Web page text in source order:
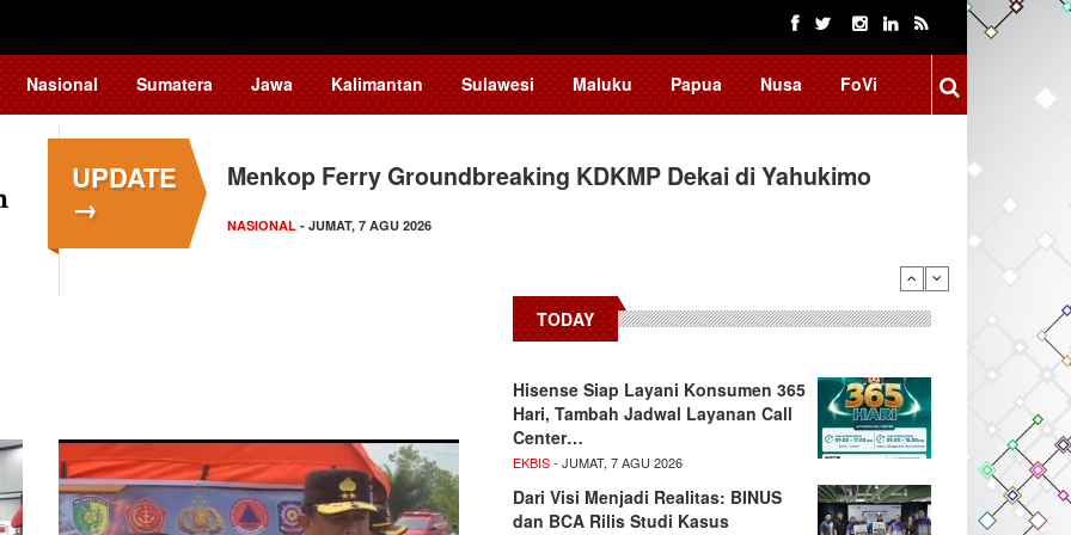
Nasional Sumatera Jawa Kalimantan Sulawesi Maluku Papua Nusa FoVi
UPDATE
→
Menkop Ferry Groundbreaking KDKMP Dekai di Yahukimo
NASIONAL - JUMAT, 7 AGU 2026
TODAY
Hisense Siap Layani Konsumen 365
Hari, Tambah Jadwal Layanan Call
Center…
EKBIS- JUMAT, 7 AGU 2026
Dari Visi Menjadi Realitas: BINUS
dan BCA Rilis Studi Kasus